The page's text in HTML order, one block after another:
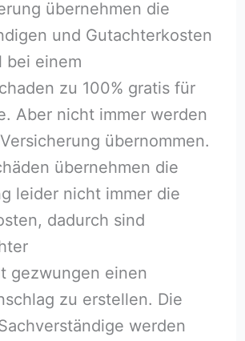
übernehmen die
und Gutachterkosten
bei einem
zu 100% gratis für
Aber nicht immer werden
übernommen.
übernehmen die
leider nicht immer die
dadurch sind
gezwungen einen
zu erstellen. Die
werden